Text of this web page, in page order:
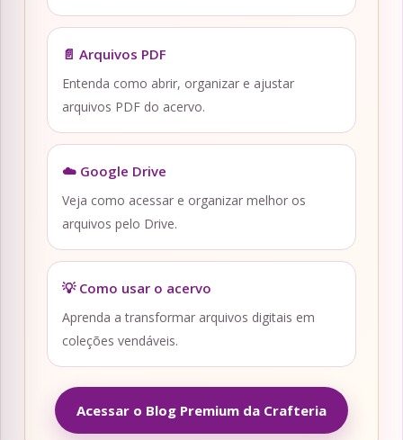
📄 Arquivos PDF
Entenda como abrir, organizar e ajustar
arquivos PDF do acervo.
☁️ Google Drive
Veja como acessar e organizar melhor os
arquivos pelo Drive.
💡 Como usar o acervo
Aprenda a transformar arquivos digitais em
coleções vendáveis.
Acessar o Blog Premium da Crafteria